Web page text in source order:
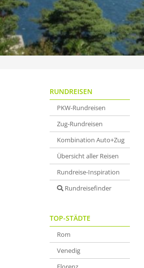
RUNDREISEN
PKW-Rundreisen
Zug-Rundreisen
Kombination Auto+Zug
Übersicht aller Reisen
Rundreise-Inspiration
Rundreisefinder
TOP-STÄDTE
Rom
Venedig